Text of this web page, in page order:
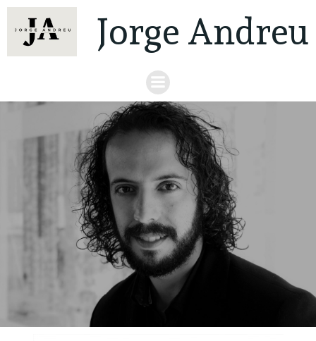
Jorge Andreu